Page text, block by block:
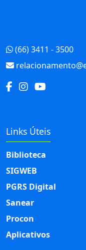
(66) 3411 - 3500
Links Úteis
Biblioteca
SIGWEB
PGRS Digital
Sanear
Procon
Aplicativos